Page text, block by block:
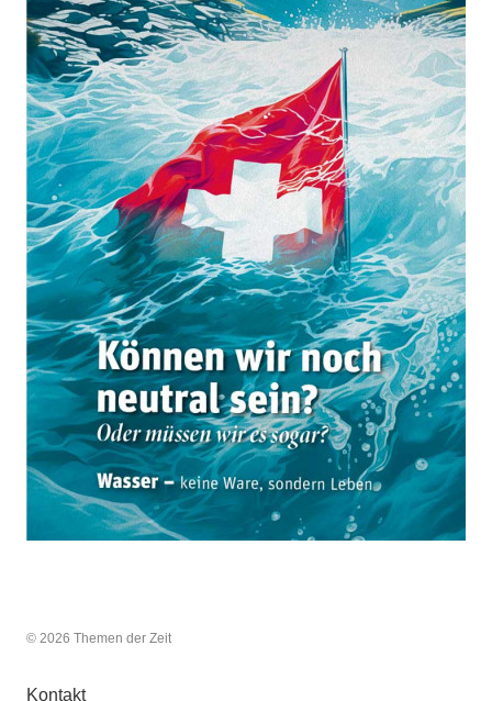
© 2026 Themen der Zeit
Kontakt